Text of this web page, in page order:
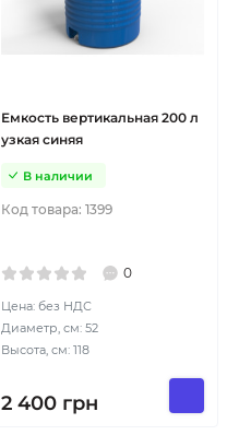
Емкость вертикальная 200 л
узкая синяя
Код товара: 1399
В наличии
0
Цена: без НДС
Диаметр, см: 52
Высота, см: 118
2 400 грн